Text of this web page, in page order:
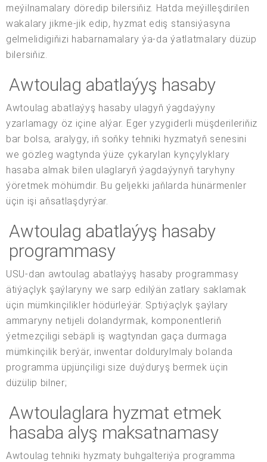
meýilnamalary döredip bilersiňiz. Hatda meýilleşdirilen
wakalary jikme-jik edip, hyzmat ediş stansiýasyna
gelmelidigiňizi habarnamalary ýa-da ýatlatmalary düzüp
bilersiňiz.
Awtoulag abatlaýyş hasaby
Awtoulag abatlaýyş hasaby ulagyň ýagdaýyny
yzarlamagy öz içine alýar. Eger yzygiderli müşderileriňiz
bar bolsa, aralygy, iň soňky tehniki hyzmatyň senesini
we gözleg wagtynda ýüze çykarylan kynçylyklary
hasaba almak bilen ulaglaryň ýagdaýynyň taryhyny
ýöretmek möhümdir. Bu geljekki jaňlarda hünärmenler
üçin işi aňsatlaşdyrýar.
Awtoulag abatlaýyş hasaby
programmasy
USU-dan awtoulag abatlaýyş hasaby programmasy
ätiýaçlyk şaýlaryny we sarp edilýän zatlary saklamak
üçin mümkinçilikler hödürleýär. Sptiýaçlyk şaýlary
ammaryny netijeli dolandyrmak, komponentleriň
ýetmezçiligi sebäpli iş wagtyndan gaça durmaga
mümkinçilik berýär, inwentar doldurylmaly bolanda
programma üpjünçiligi size duýduryş bermek üçin
düzülip bilner;
Awtoulaglara hyzmat etmek
hasaba alyş maksatnamasy
Awtoulag tehniki hyzmaty buhgalteriýa programma